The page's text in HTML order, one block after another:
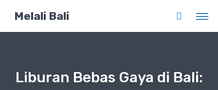
Melali Bali
Liburan Bebas Gaya di Bali: